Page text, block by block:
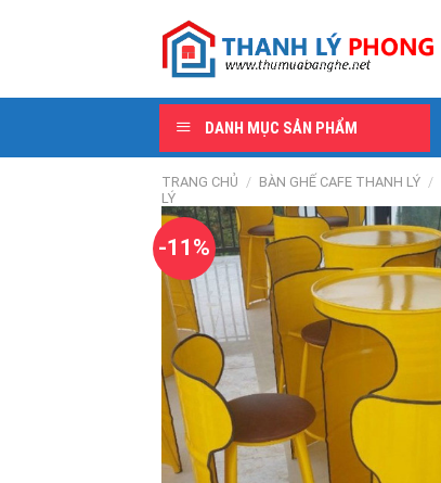
DANH MỤC SẢN PHẨM
TRANG CHỦ / BÀN GHẾ CAFE THANH LÝ /
LÝ
-11%